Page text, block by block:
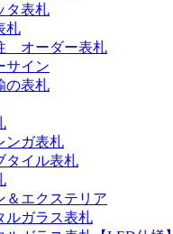
タ表札
札
オーダー表札
サイン
の表札
ンガ表札
タイル表札
＆エクステリア
ルガラス表札